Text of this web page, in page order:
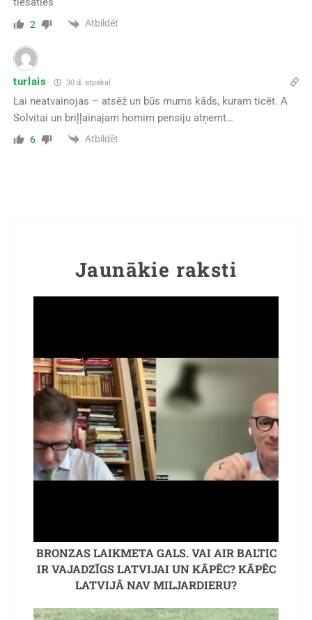
2 Atbildēt
turlais 30 d. atpakaļ
Lai neatvainojas – atsēž un būs mums kāds, kuram ticēt. A
Solvitai un briļļainajam homim pensiju atņemt…
6 Atbildēt
Jaunākie raksti
BRONZAS LAIKMETA GALS. VAI AIR BALTIC
IR VAJADZĪGS LATVIJAI UN KĀPĒC? KĀPĒC
LATVIJĀ NAV MILJARDIERU?